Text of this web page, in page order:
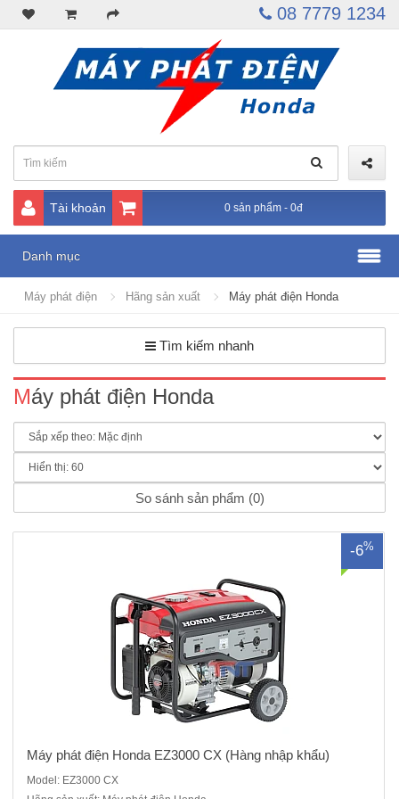
08 7779 1234
Tài khoản 0 sản phẩm - 0đ
Danh mục
Máy phát điện Hãng sản xuất Máy phát điện Honda
Tìm kiếm nhanh
Máy phát điện Honda
So sánh sản phẩm (0)
-6%
Máy phát điện Honda EZ3000CX Động cơ Honda GP200 Kiểu máy: 4
thì, 1 xi lanh, xupap treo Dung tích xi lanh : 196 cc Đường kính x hành
Máy phát điện Honda EZ3000 CX (Hàng nhập khẩu)
Model: EZ3000 CX